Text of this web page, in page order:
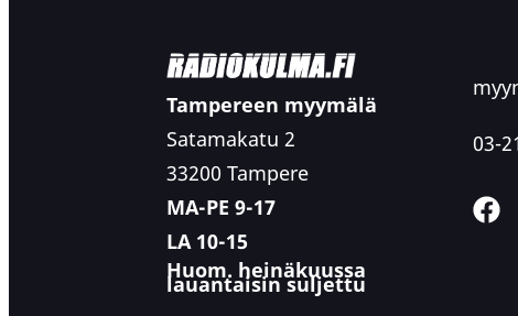
Tampereen myymälä
Satamakatu 2
33200 Tampere
MA-PE 9-17
LA 10-15
Huom. heinäkuussa
lauantaisin suljettu
03-